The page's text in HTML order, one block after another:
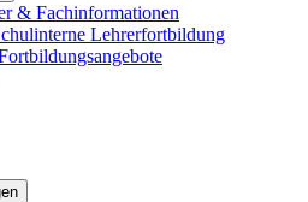
& Fachinformationen
Lehrerfortbildung